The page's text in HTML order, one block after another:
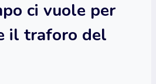
ci vuole per
il traforo del